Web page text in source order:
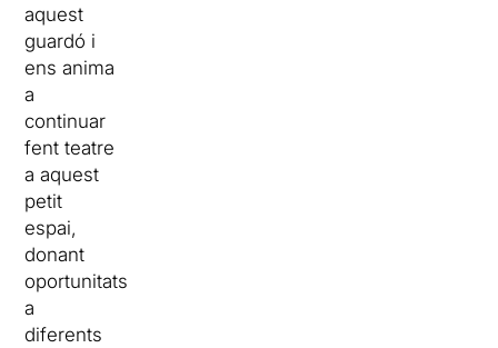
aquest
guardó i
ens anima
a
continuar
fent teatre
a aquest
petit
espai,
donant
oportunitats
a
diferents